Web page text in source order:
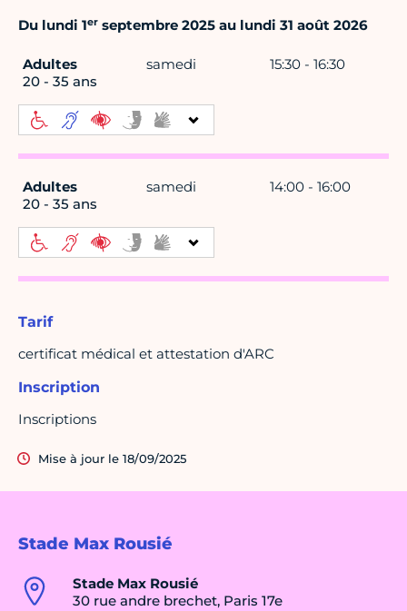
Stade Max Rousié
Stade Max Rousié
30 rue andre brechet, Paris 17e
Du lundi 1er septembre 2025 au lundi 31 août 2026
Adultes
20 - 35 ans
samedi 15:30 - 16:30
Adultes
20 - 35 ans
samedi 14:00 - 16:00
Tarif
certificat médical et attestation d'ARC
Inscription
Inscriptions
Mise à jour le 18/09/2025